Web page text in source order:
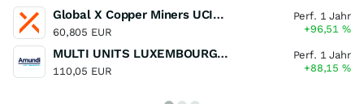
Global X Copper Miners UCITS ETF USD Acc
60,805 EUR
Perf. 1 Jahr
+96,51%
MULTI UNITS LUXEMBOURG - Lyxor MSCI Semiconductors ESG Filtered
110,05 EUR
Perf. 1 Jahr
+88,15%